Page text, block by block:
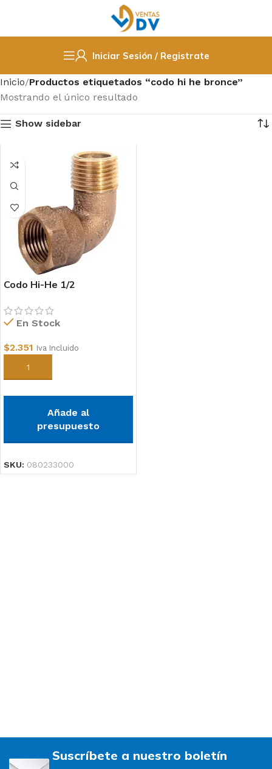
Iniciar Sesión / Registrate
Inicio Productos etiquetados “codo hi he bronce”
Mostrando el único resultado
Show sidebar
Codo Hi-He 1/2
En Stock
$2.351 Iva Incluido
Añadir al carrito
Añade al
presupuesto
SKU: 080233000
Suscríbete a nuestro boletín